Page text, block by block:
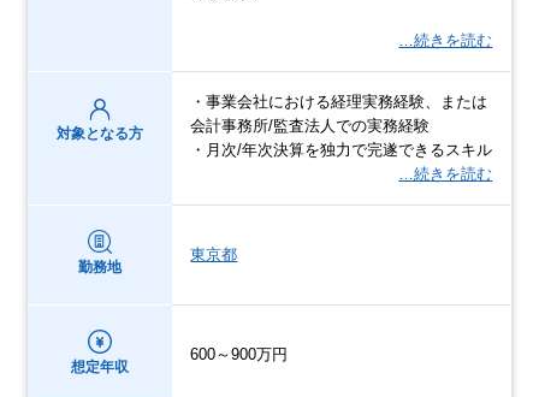
…続きを読む
対象となる方
・事業会社における経理実務経験、または
会計事務所/監査法人での実務経験
・月次/年次決算を独力で完遂できるスキル
…続きを読む
勤務地
東京都
想定年収
600～900万円